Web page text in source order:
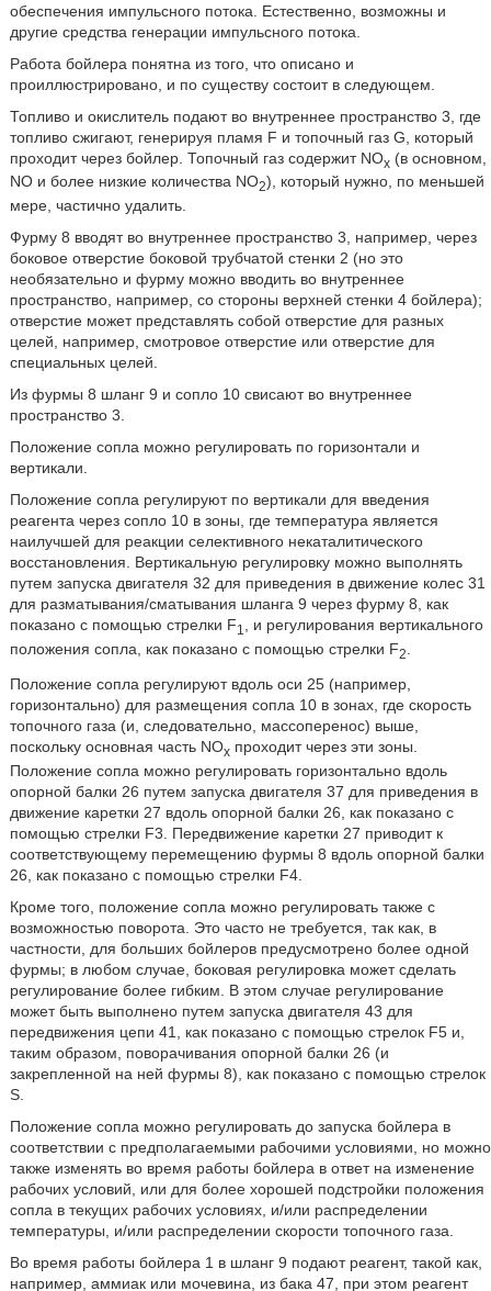
обеспечения импульсного потока. Естественно, возможны и
другие средства генерации импульсного потока.
Работа бойлера понятна из того, что описано и
проиллюстрировано, и по существу состоит в следующем.
Топливо и окислитель подают во внутреннее пространство 3, где
топливо сжигают, генерируя пламя F и топочный газ G, который
проходит через бойлер. Топочный газ содержит NOx(в основном,
NO и более низкие количества NO2), который нужно, по меньшей
мере, частично удалить.
Фурму 8 вводят во внутреннее пространство 3, например, через
боковое отверстие боковой трубчатой стенки 2 (но это
необязательно и фурму можно вводить во внутреннее
пространство, например, со стороны верхней стенки 4 бойлера);
отверстие может представлять собой отверстие для разных
целей, например, смотровое отверстие или отверстие для
специальных целей.
Из фурмы 8 шланг 9 и сопло 10 свисают во внутреннее
пространство 3.
Положение сопла можно регулировать по горизонтали и
вертикали.
Положение сопла регулируют по вертикали для введения
реагента через сопло 10 в зоны, где температура является
наилучшей для реакции селективного некаталитического
восстановления. Вертикальную регулировку можно выполнять
путем запуска двигателя 32 для приведения в движение колес 31
для разматывания/сматывания шланга 9 через фурму 8, как
показано с помощью стрелки F1
, и регулирования вертикального
положения сопла, как показано с помощью стрелки F2
Положение сопла регулируют вдоль оси 25 (например,
горизонтально) для размещения сопла 10 в зонах, где скорость
топочного газа (и, следовательно, массоперенос) выше,
поскольку основная часть NOxпроходит через эти зоны.
Положение сопла можно регулировать горизонтально вдоль
опорной балки 26 путем запуска двигателя 37 для приведения в
движение каретки 27 вдоль опорной балки 26, как показано с
помощью стрелки F3. Передвижение каретки 27 приводит к
соответствующему перемещению фурмы 8 вдоль опорной балки
26, как показано с помощью стрелки F4.
Кроме того, положение сопла можно регулировать также с
возможностью поворота. Это часто не требуется, так как, в
частности, для больших бойлеров предусмотрено более одной
фурмы; в любом случае, боковая регулировка может сделать
регулирование более гибким. В этом случае регулирование
может быть выполнено путем запуска двигателя 43 для
передвижения цепи 41, как показано с помощью стрелок F5 и,
таким образом, поворачивания опорной балки 26 (и
закрепленной на ней фурмы 8), как показано с помощью стрелок
S.
Положение сопла можно регулировать до запуска бойлера в
соответствии с предполагаемыми рабочими условиями, но можно
также изменять во время работы бойлера в ответ на изменение
рабочих условий, или для более хорошей подстройки положения
сопла в текущих рабочих условиях, и/или распределении
температуры, и/или распределении скорости топочного газа.
Во время работы бойлера 1 в шланг 9 подают реагент, такой как,
например, аммиак или мочевина, из бака 47, при этом реагент